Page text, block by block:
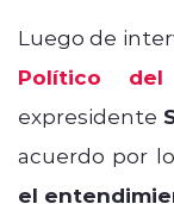
Luego de
Político del
expresidente
acuerdo por
el